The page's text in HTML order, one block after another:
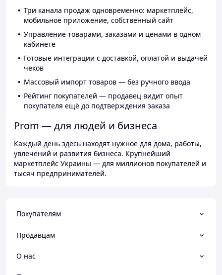
Три канала продаж одновременно: маркетплейс,
мобильное приложение, собственный сайт
Управление товарами, заказами и ценами в одном
кабинете
Готовые интеграции с доставкой, оплатой и выдачей
чеков
Массовый импорт товаров — без ручного ввода
Рейтинг покупателей — продавец видит опыт
покупателя ещё до подтверждения заказа
Prom — для людей и бизнеса
Каждый день здесь находят нужное для дома, работы,
увлечений и развития бизнеса. Крупнейший
маркетплейс Украины — для миллионов покупателей и
тысяч предпринимателей.
Покупателям
Продавцам
О нас